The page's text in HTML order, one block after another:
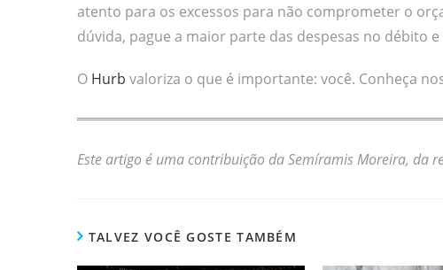
atento para os excessos para não comprometer o
dúvida, pague a maior parte das despesas no débito
O Hurb valoriza o que é importante: você. Conheça
Este artigo é uma contribuição da Semíramis Moreira, da
TALVEZ VOCÊ GOSTE TAMBÉM